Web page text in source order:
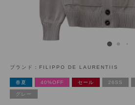
ブランド： FILIPPO DE LAURENTIIS
春夏 40%OFF セール 26SS
グレー